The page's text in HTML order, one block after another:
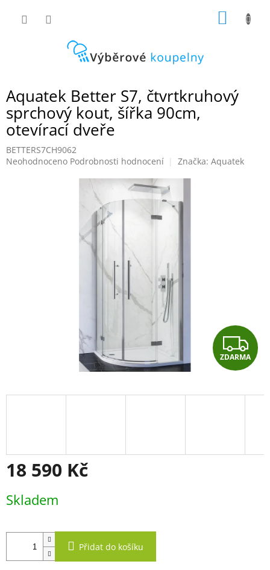
Aquatek Better S7, čtvrtkruhový
sprchový kout, šířka 90cm,
otevírací dveře
BETTERS7CH9062
Průměrné
Neohodnoceno Podrobnosti hodnocení Značka: Aquatek
Z
D
A
ZDARMA
18 590 Kč
cena:
Skladem
Přidat do košíku